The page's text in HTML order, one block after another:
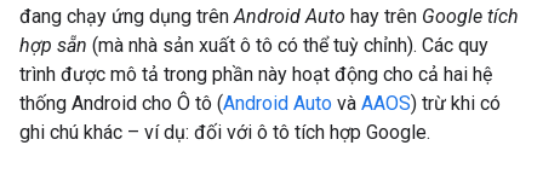
đang chạy ứng dụng trên Android Auto hay trên Google tích
hợp sẵn (mà nhà sản xuất ô tô có thể tuỳ chỉnh). Các quy
trình được mô tả trong phần này hoạt động cho cả hai hệ
thống Android cho Ô tô (Android Auto và AAOS) trừ khi có
ghi chú khác – ví dụ: đối với ô tô tích hợp Google.